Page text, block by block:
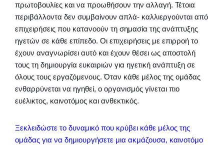
πρωτοβουλίες και να προωθήσουν την αλλαγή. Τέτοια
περιβάλλοντα δεν συμβαίνουν απλά- καλλιεργούνται από
επιχειρήσεις που κατανοούν τη σημασία της ανάπτυξης
ηγετών σε κάθε επίπεδο. Οι επιχειρήσεις με επιρροή το
έχουν αναγνωρίσει αυτό και έχουν θέσει ως αποστολή
τους τη δημιουργία ευκαιριών για ηγετική ανάπτυξη σε
όλους τους εργαζόμενους. Όταν κάθε μέλος της ομάδας
ενθαρρύνεται να ηγηθεί, ο οργανισμός γίνεται πιο
ευέλικτος, καινοτόμος και ανθεκτικός.
Ξεκλειδώστε το δυναμικό που κρύβει κάθε μέλος της
ομάδας για να δημιουργήσετε μια ακμάζουσα, καινοτόμο